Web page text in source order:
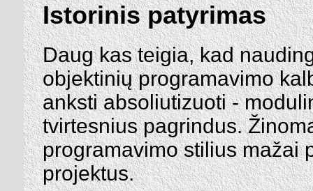
Istorinis patyrimas
Daug kas teigia, kad
objektinių programavimo
anksti absoliutizuoti -
tvirtesnius pagrindus.
programavimo stilius mažai
projektus.